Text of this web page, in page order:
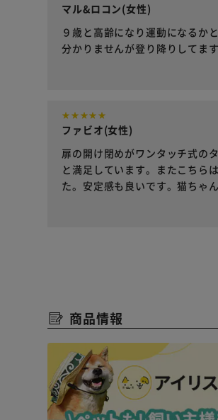
マル&ロコン(女性)
９歳と高齢になり運動になるか
分かりませんが登り降りしてます
ファビオ(女性)
扉の開け閉めがワンタッチ式の
と満足しています。またこちら
た。安定感も良いです。猫ちゃ
商品情報